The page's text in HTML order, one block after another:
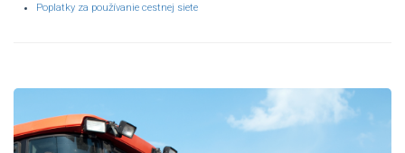
Poplatky za používanie cestnej siete